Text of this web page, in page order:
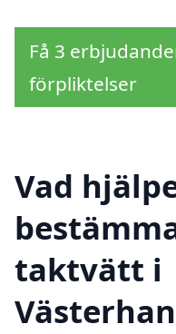
Få 3
förpliktelser
Vad
taktvätt i